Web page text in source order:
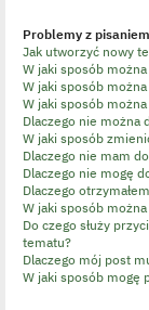
Problemy z pisaniem
Jak utworzyć nowy
W jaki sposób
W jaki sposób
W jaki sposób
Dlaczego nie można
W jaki sposób
Dlaczego nie mam
Dlaczego nie mogę
Dlaczego
W jaki sposób
Do czego służy
tematu?
Dlaczego mój post
W jaki sposób mogę